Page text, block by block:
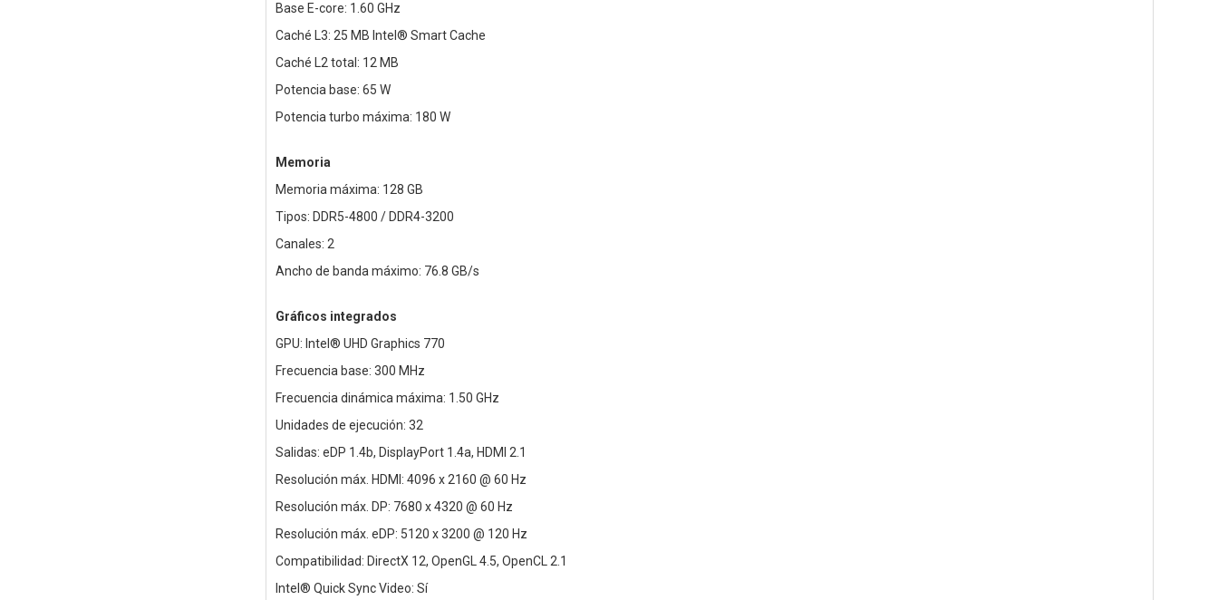
Base E-core: 1.60 GHz
Caché L3: 25 MB Intel® Smart Cache
Caché L2 total: 12 MB
Potencia base: 65 W
Potencia turbo máxima: 180 W
Memoria
Memoria máxima: 128 GB
Tipos: DDR5-4800 / DDR4-3200
Canales: 2
Ancho de banda máximo: 76.8 GB/s
Gráficos integrados
GPU: Intel® UHD Graphics 770
Frecuencia base: 300 MHz
Frecuencia dinámica máxima: 1.50 GHz
Unidades de ejecución: 32
Salidas: eDP 1.4b, DisplayPort 1.4a, HDMI 2.1
Resolución máx. HDMI: 4096 x 2160 @ 60 Hz
Resolución máx. DP: 7680 x 4320 @ 60 Hz
Resolución máx. eDP: 5120 x 3200 @ 120 Hz
Compatibilidad: DirectX 12, OpenGL 4.5, OpenCL 2.1
Intel® Quick Sync Video: Sí